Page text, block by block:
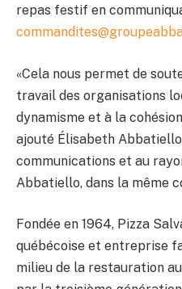
repas festif en
«Cela nous permet de
travail des organisations
dynamisme et à la
ajouté Élisabeth
communications et au
Abbatiello, dans la même
Fondée en 1964, Pizza
québécoise et entreprise
milieu de la restauration